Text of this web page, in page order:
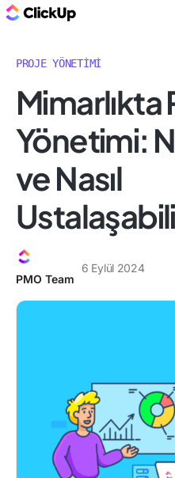
PROJE YÖNETIMI
Mimarlıkta
Yönetimi:
ve Nasıl
PMO Team
6 Eylül 2024